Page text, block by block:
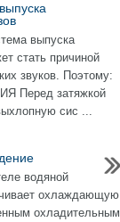
выпуска
стать причиной
звуков. Поэтому:
Перед затяжкой
сис ...
водяной
охлаждающую
охладительным